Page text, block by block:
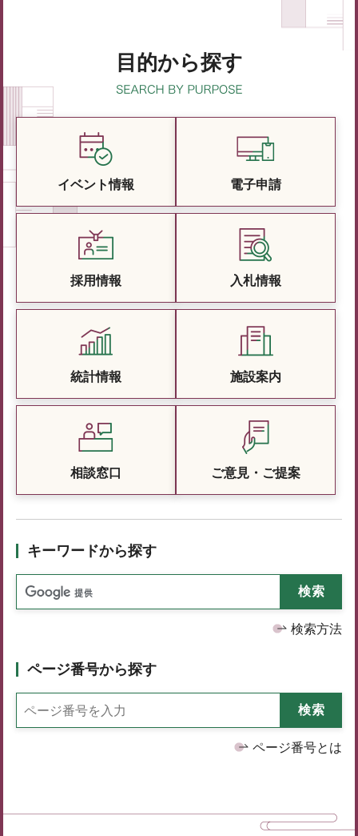
目的から探す
イベント情報 電子申請
採用情報 入札情報
統計情報 施設案内
相談窓口 ご意見・ご提案
キーワードから探す
検索方法
ページ番号から探す
ページ番号とは